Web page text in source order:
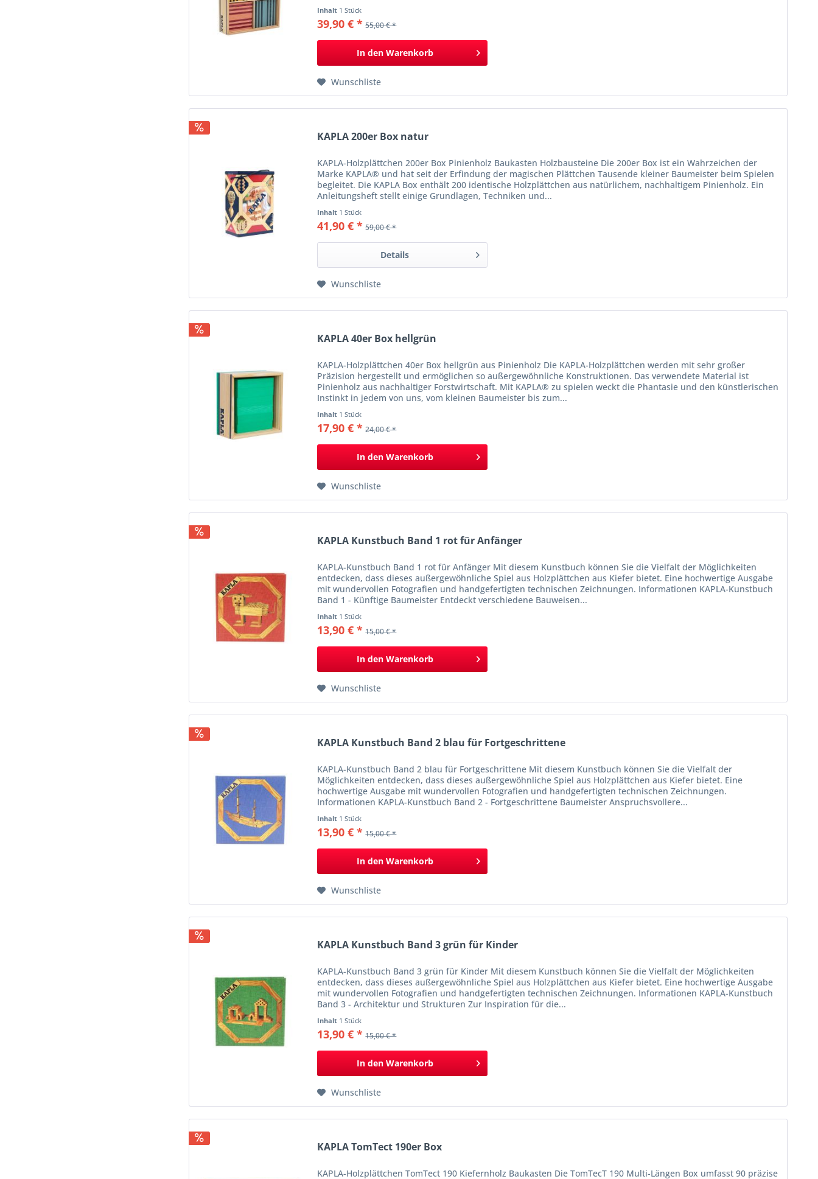
Inhalt 1 Stück
39,90 € * 55,00 € *
In den Warenkorb
Wunschliste
KAPLA 200er Box natur
KAPLA-Holzplättchen 200er Box Pinienholz Baukasten Holzbausteine Die 200er Box ist ein Wahrzeichen der
Marke KAPLA® und hat seit der Erfindung der magischen Plättchen Tausende kleiner Baumeister beim Spielen
begleitet. Die KAPLA Box enthält 200 identische Holzplättchen aus natürlichem, nachhaltigem Pinienholz. Ein
Anleitungsheft stellt einige Grundlagen, Techniken und...
Inhalt 1 Stück
41,90 € * 59,00 € *
Details
Wunschliste
KAPLA 40er Box hellgrün
KAPLA-Holzplättchen 40er Box hellgrün aus Pinienholz Die KAPLA-Holzplättchen werden mit sehr großer
Präzision hergestellt und ermöglichen so außergewöhnliche Konstruktionen. Das verwendete Material ist
Pinienholz aus nachhaltiger Forstwirtschaft. Mit KAPLA® zu spielen weckt die Phantasie und den künstlerischen
Instinkt in jedem von uns, vom kleinen Baumeister bis zum...
Inhalt 1 Stück
17,90 € * 24,00 € *
In den Warenkorb
Wunschliste
KAPLA Kunstbuch Band 1 rot für Anfänger
KAPLA-Kunstbuch Band 1 rot für Anfänger Mit diesem Kunstbuch können Sie die Vielfalt der Möglichkeiten
entdecken, dass dieses außergewöhnliche Spiel aus Holzplättchen aus Kiefer bietet. Eine hochwertige Ausgabe
mit wundervollen Fotografien und handgefertigten technischen Zeichnungen. Informationen KAPLA-Kunstbuch
Band 1 - Künftige Baumeister Entdeckt verschiedene Bauweisen...
Inhalt 1 Stück
13,90 € * 15,00 € *
In den Warenkorb
Wunschliste
KAPLA Kunstbuch Band 2 blau für Fortgeschrittene
KAPLA-Kunstbuch Band 2 blau für Fortgeschrittene Mit diesem Kunstbuch können Sie die Vielfalt der
Möglichkeiten entdecken, dass dieses außergewöhnliche Spiel aus Holzplättchen aus Kiefer bietet. Eine
hochwertige Ausgabe mit wundervollen Fotografien und handgefertigten technischen Zeichnungen.
Informationen KAPLA-Kunstbuch Band 2 - Fortgeschrittene Baumeister Anspruchsvollere...
Inhalt 1 Stück
13,90 € * 15,00 € *
In den Warenkorb
Wunschliste
KAPLA Kunstbuch Band 3 grün für Kinder
KAPLA-Kunstbuch Band 3 grün für Kinder Mit diesem Kunstbuch können Sie die Vielfalt der Möglichkeiten
entdecken, dass dieses außergewöhnliche Spiel aus Holzplättchen aus Kiefer bietet. Eine hochwertige Ausgabe
mit wundervollen Fotografien und handgefertigten technischen Zeichnungen. Informationen KAPLA-Kunstbuch
Band 3 - Architektur und Strukturen Zur Inspiration für die...
Inhalt 1 Stück
13,90 € * 15,00 € *
In den Warenkorb
Wunschliste
KAPLA TomTect 190er Box
KAPLA-Holzplättchen TomTect 190 Kiefernholz Baukasten Die TomTecT 190 Multi-Längen Box umfasst 90 präzise